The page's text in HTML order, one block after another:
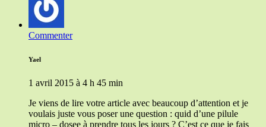
Commenter
Yael
1 avril 2015 à 4 h 45 min
Je viens de lire votre article avec beaucoup d’attention et je
voulais juste vous poser une question : quid d’une pilule
micro – dosee à prendre tous les jours ? C’est ce que je fais